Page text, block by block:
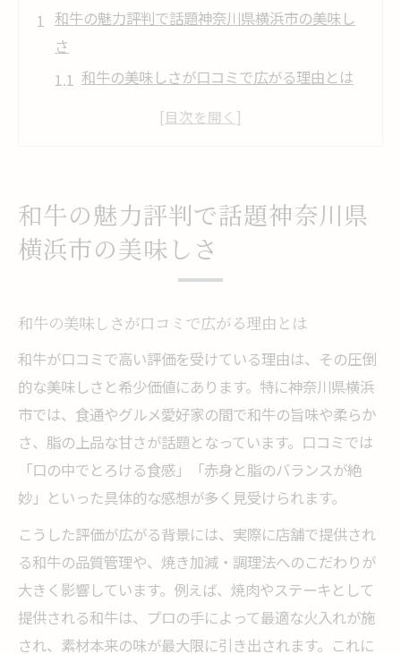
和牛の魅力評判で話題神奈川県横浜市の美味し
さ
和牛の美味しさが口コミで広がる理由とは
神奈川県横浜市で和牛が選ばれる背景
和牛人気の秘密を口コミから紐解く
口コミにみる和牛の味わいと品質を探る
実際の口コミから見る和牛の味わい体験
横浜エリアで語られる和牛の本当の評価
和牛の霜降りと赤身の味の感想まとめ
口コミ発信者が語る和牛の魅力と選び方
神奈川発和牛ブランド食べ比べのリアルな声
和牛ブランドごとの特徴を口コミで比較
横浜で体験できる和牛食べ比べの感想集
価
和牛ランキングに掲載されたブランドの口
コミ
実際に食べ比べた人の和牛印象を紹介
和牛の魅力評判で話題神奈川県
横浜市の美味しさ
和牛の美味しさが口コミで広がる理由とは
和牛が口コミで高い評価を受けている理由は、その圧倒
的な美味しさと希少価値にあります。特に神奈川県横浜
市では、食通やグルメ愛好家の間で和牛の旨味や柔らか
さ、脂の上品な甘さが話題となっています。口コミでは
「口の中でとろける食感」「赤身と脂のバランスが絶
妙」といった具体的な感想が多く見受けられます。
こうした評価が広がる背景には、実際に店舗で提供され
る和牛の品質管理や、焼き加減・調理法へのこだわりが
大きく影響しています。例えば、焼肉やステーキとして
提供される和牛は、プロの手によって最適な火入れが施
され、素材本来の味が最大限に引き出されます。これに